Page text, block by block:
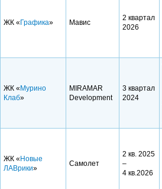
ЖК « Графика» Мавис
2 квартал
2026
ЖК « Мурино
Клаб»
MIRAMAR
Development
3 квартал
2024
ЖК « Новые
ЛАВрики»
Самолет
2 кв. 2025
–
4 кв.2026